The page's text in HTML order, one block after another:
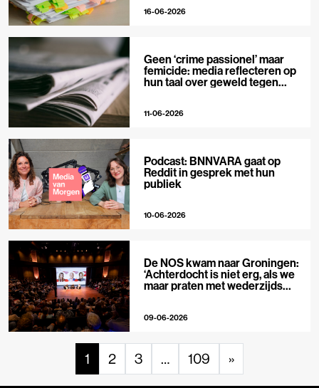
16-06-2026
Geen ‘crime passionel’ maar
femicide: media reflecteren op
hun taal over geweld tegen
11-06-2026
Podcast: BNNVARA gaat op
Reddit in gesprek met hun
publiek
10-06-2026
De NOS kwam naar Groningen:
‘Achterdocht is niet erg, als we
maar praten met wederzijds
09-06-2026
1 2 3 … 109 »